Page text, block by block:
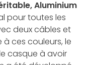
Aluminium
pour toutes les
deux câbles et
ces couleurs, le
casque à avoir